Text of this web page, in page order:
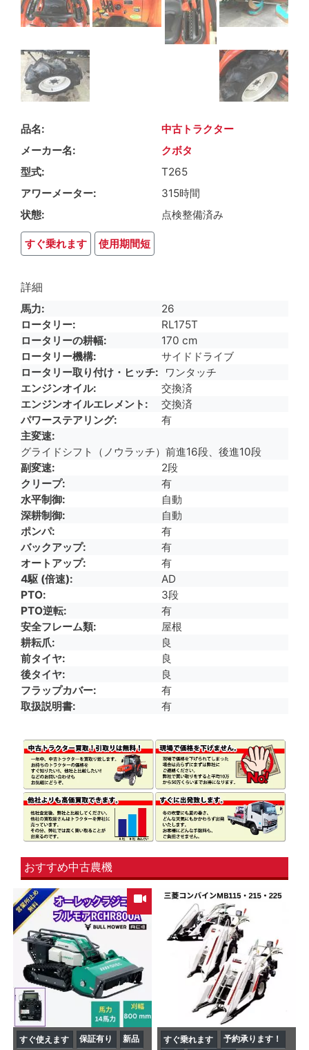
品名
中古トラクター
メーカー名
クボタ
型式
T265
アワーメーター
315時間
状態
点検整備済み
すぐ乗れます 使用期間短
詳細
馬力
26
ロータリー
RL175T
ロータリーの耕幅
170 cm
ロータリー機構
サイドドライブ
ロータリー取り付け・ヒッチ
ワンタッチ
エンジンオイル
交換済
エンジンオイルエレメント
交換済
パワーステアリング
有
主変速
グライドシフト（ノウラッチ）前進16段、後進10段
副変速
2段
クリープ
有
水平制御
自動
深耕制御
自動
ポンパ
有
バックアップ
有
オートアップ
有
4駆 (倍速)
AD
PTO
3段
PTO逆転
有
安全フレーム類
屋根
耕耘爪
良
前タイヤ
良
後タイヤ
良
フラップカバー
有
取扱説明書
有
おすすめ中古農機
すぐ使えます 保証有り 新品 すぐ乗れます
予約承ります！